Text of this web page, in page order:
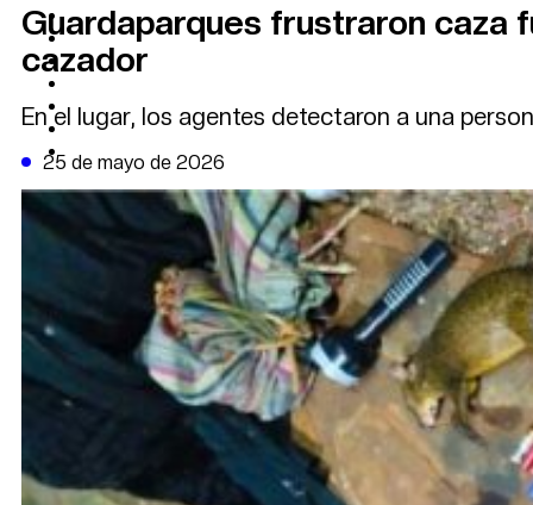
AGRO
DEPORTES
ECONOMÍA
CAMBIO CLIMÁTICO
DATA FIRME
DE LA TRIBUNA TV
Guardaparques frustraron caza
cazador
En el lugar, los agentes detectaron a una
25 de mayo de 2026